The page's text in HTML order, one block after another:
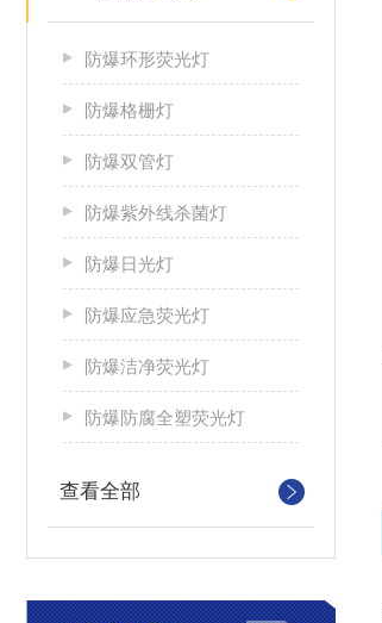
防爆环形荧光灯
防爆格栅灯
防爆双管灯
防爆紫外线杀菌灯
防爆日光灯
防爆应急荧光灯
防爆洁净荧光灯
防爆防腐全塑荧光灯
查看全部